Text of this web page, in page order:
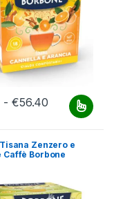
- €56.40 Fascia di
prodotto ha più
Zenzero e
Caffè Borbone